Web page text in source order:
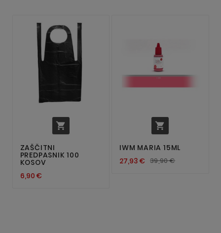

ZAŠČITNI
PREDPASNIK 100
KOSOV
6,90 €

IWM MARIA 15ML
27,93 € 39,90 €